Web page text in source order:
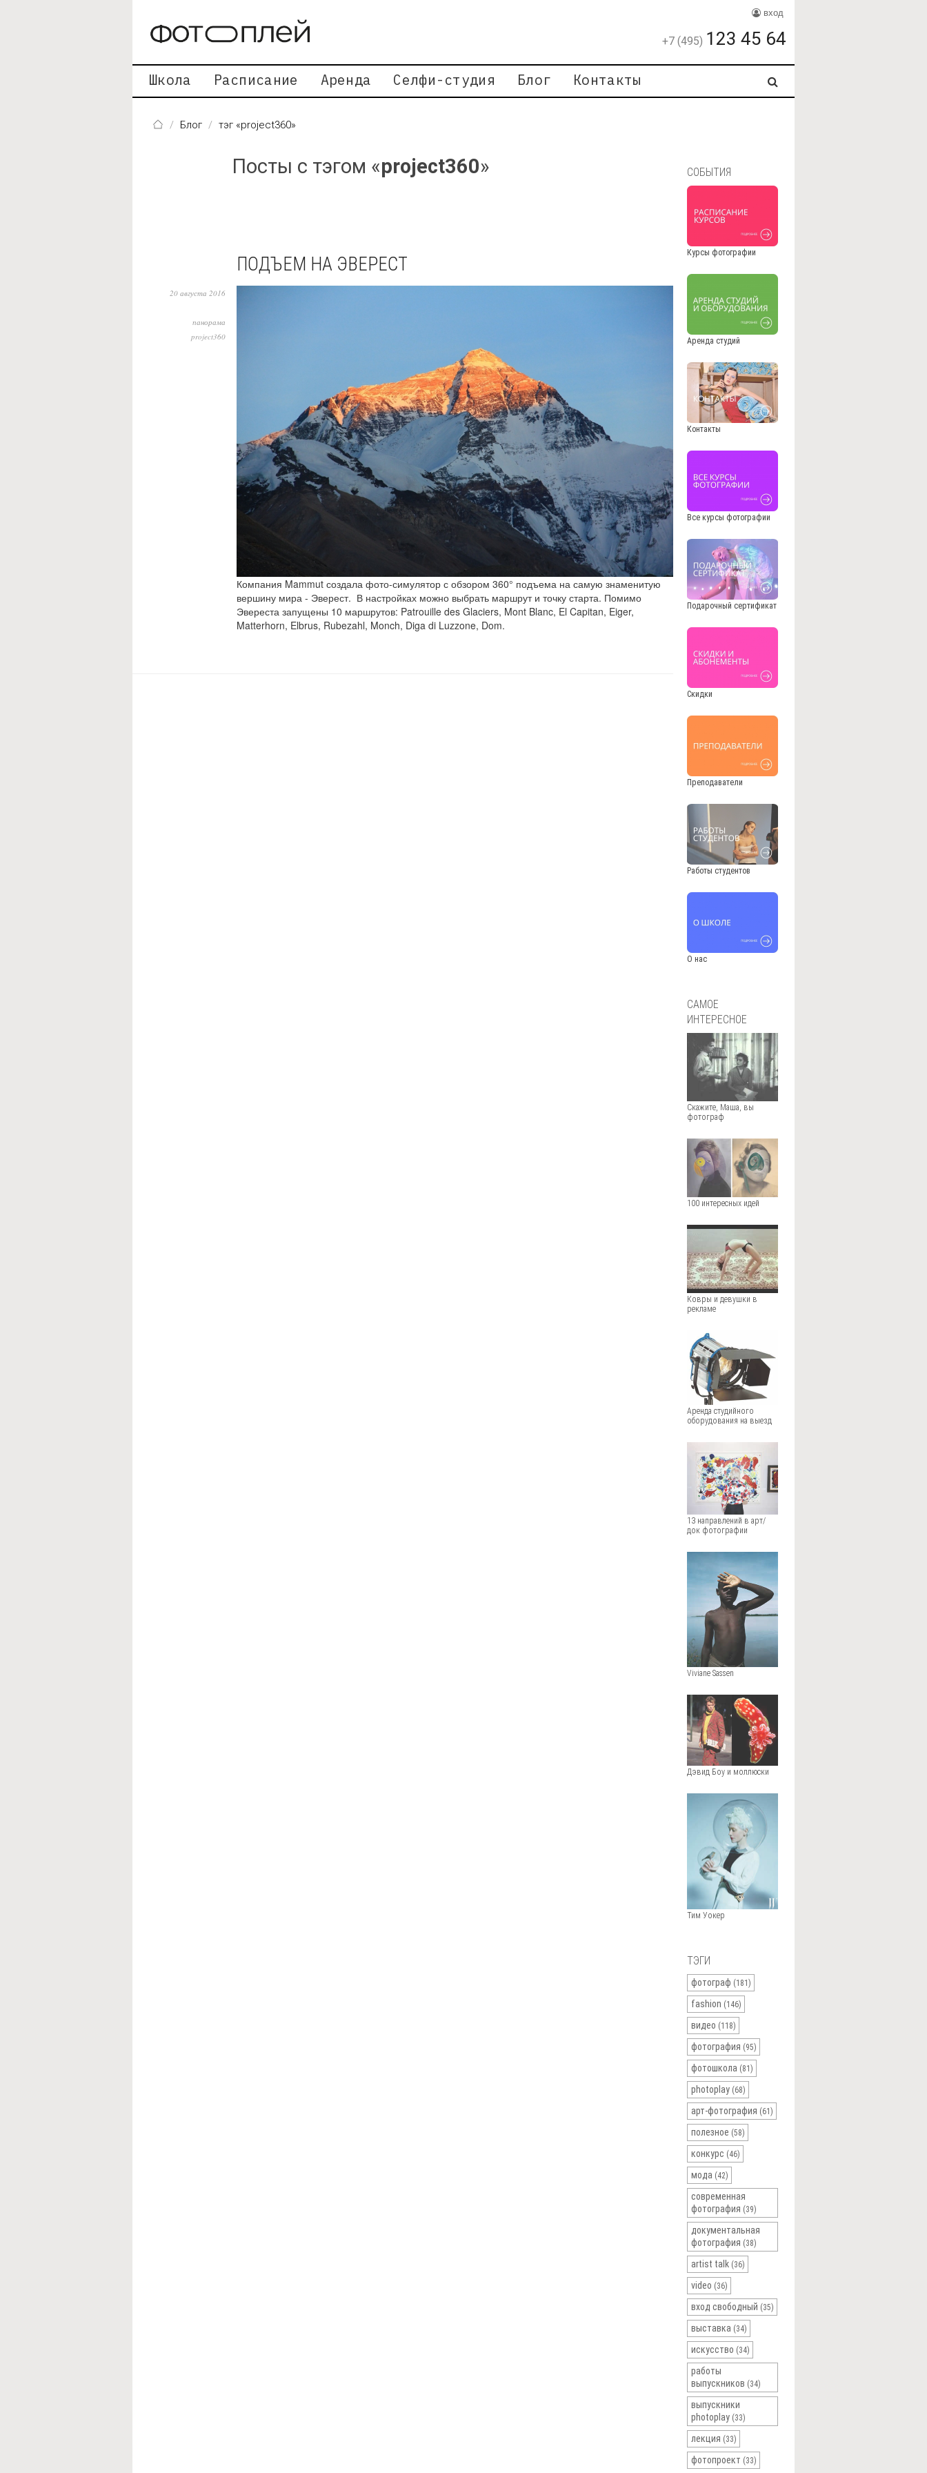
вход
+7 (495) 123 45 64
Школа Расписание Аренда Селфи-студия Блог Контакты
Блог тэг «project360»
Посты с тэгом «project360»
ПОДЪЕМ НА ЭВЕРЕСТ
20 августа 2016
панорама
project360
Компания Mammut создала фото-симулятор с обзором 360° подъема на самую знаменитую
вершину мира - Эверест. В настройках можно выбрать маршрут и точку старта. Помимо
Эвереста запущены 10 маршрутов: Patrouille des Glaciers, Mont Blanc, El Capitan, Eiger,
Matterhorn, Elbrus, Rubezahl, Monch, Diga di Luzzone, Dom.
СОБЫТИЯ
Курсы фотографии
Аренда студий
Контакты
Все курсы фотографии
Подарочный сертификат
Скидки
Преподаватели
Работы студентов
О нас
САМОЕ
ИНТЕРЕСНОЕ
Скажите, Маша, вы
фотограф
100 интересных идей
Ковры и девушки в
рекламе
Аренда студийного
оборудования на выезд
13 направлений в арт/
док фотографии
Viviane Sassen
Дэвид Боу и моллюски
Тим Уокер
ТЭГИ
фотограф (181)
fashion (146)
видео (118)
фотография (95)
фотошкола (81)
photoplay (68)
арт-фотография (61)
полезное (58)
конкурс (46)
мода (42)
современная
фотография (39)
документальная
фотография (38)
artist talk (36)
video (36)
вход свободный (35)
выставка (34)
искусство (34)
работы
выпускников (34)
выпускники
photoplay (33)
лекция (33)
фотопроект (33)